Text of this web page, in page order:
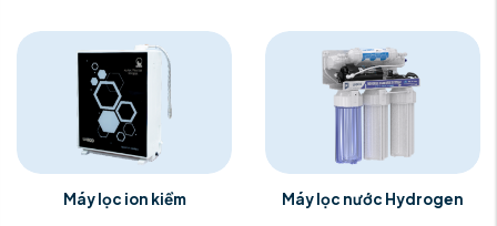
Máy lọc ion kiềm Máy lọc nước Hydrogen